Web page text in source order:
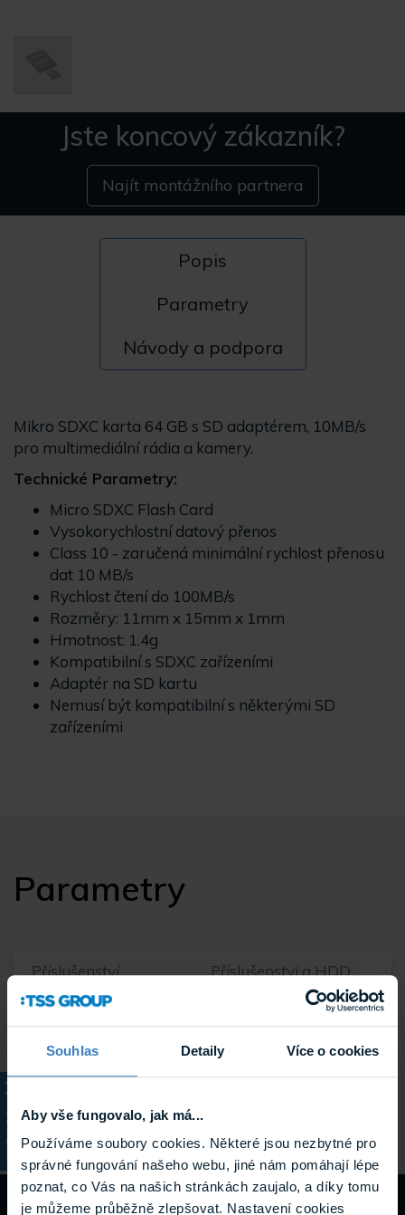
Souhlas Detaily Více o cookies
Aby vše fungovalo, jak má...
Používáme soubory cookies. Některé jsou nezbytné pro
správné fungování našeho webu, jiné nám pomáhají lépe
poznat, co Vás na našich stránkách zaujalo, a díky tomu
je můžeme průběžně zlepšovat. Nastavení cookies
KATALOG
Jste koncový zákazník?
Najít montážního partnera
Popis
Parametry
Návody a podpora
Mikro SDXC karta 64 GB s SD adaptérem, 10MB/s
pro multimediální rádia a kamery.
Technické Parametry:
Micro SDXC Flash Card
Vysokorychlostní datový přenos
Class 10 - zaručená minimální rychlost přenosu
dat 10 MB/s
Rychlost čtení do 100MB/s
Rozměry: 11mm x 15mm x 1mm
Hmotnost: 1.4g
Kompatibilní s SDXC zařízeními
Adaptér na SD kartu
Nemusí být kompatibilní s některými SD
zařízeními
Parametry
Příslušenství Příslušenství a HDD
Typ produktu Servery a klientská PC
Příslušenství a HDD SD karty